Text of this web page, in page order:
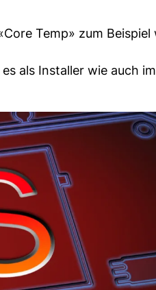
Temp» zum Beispiel
als Installer wie auch im